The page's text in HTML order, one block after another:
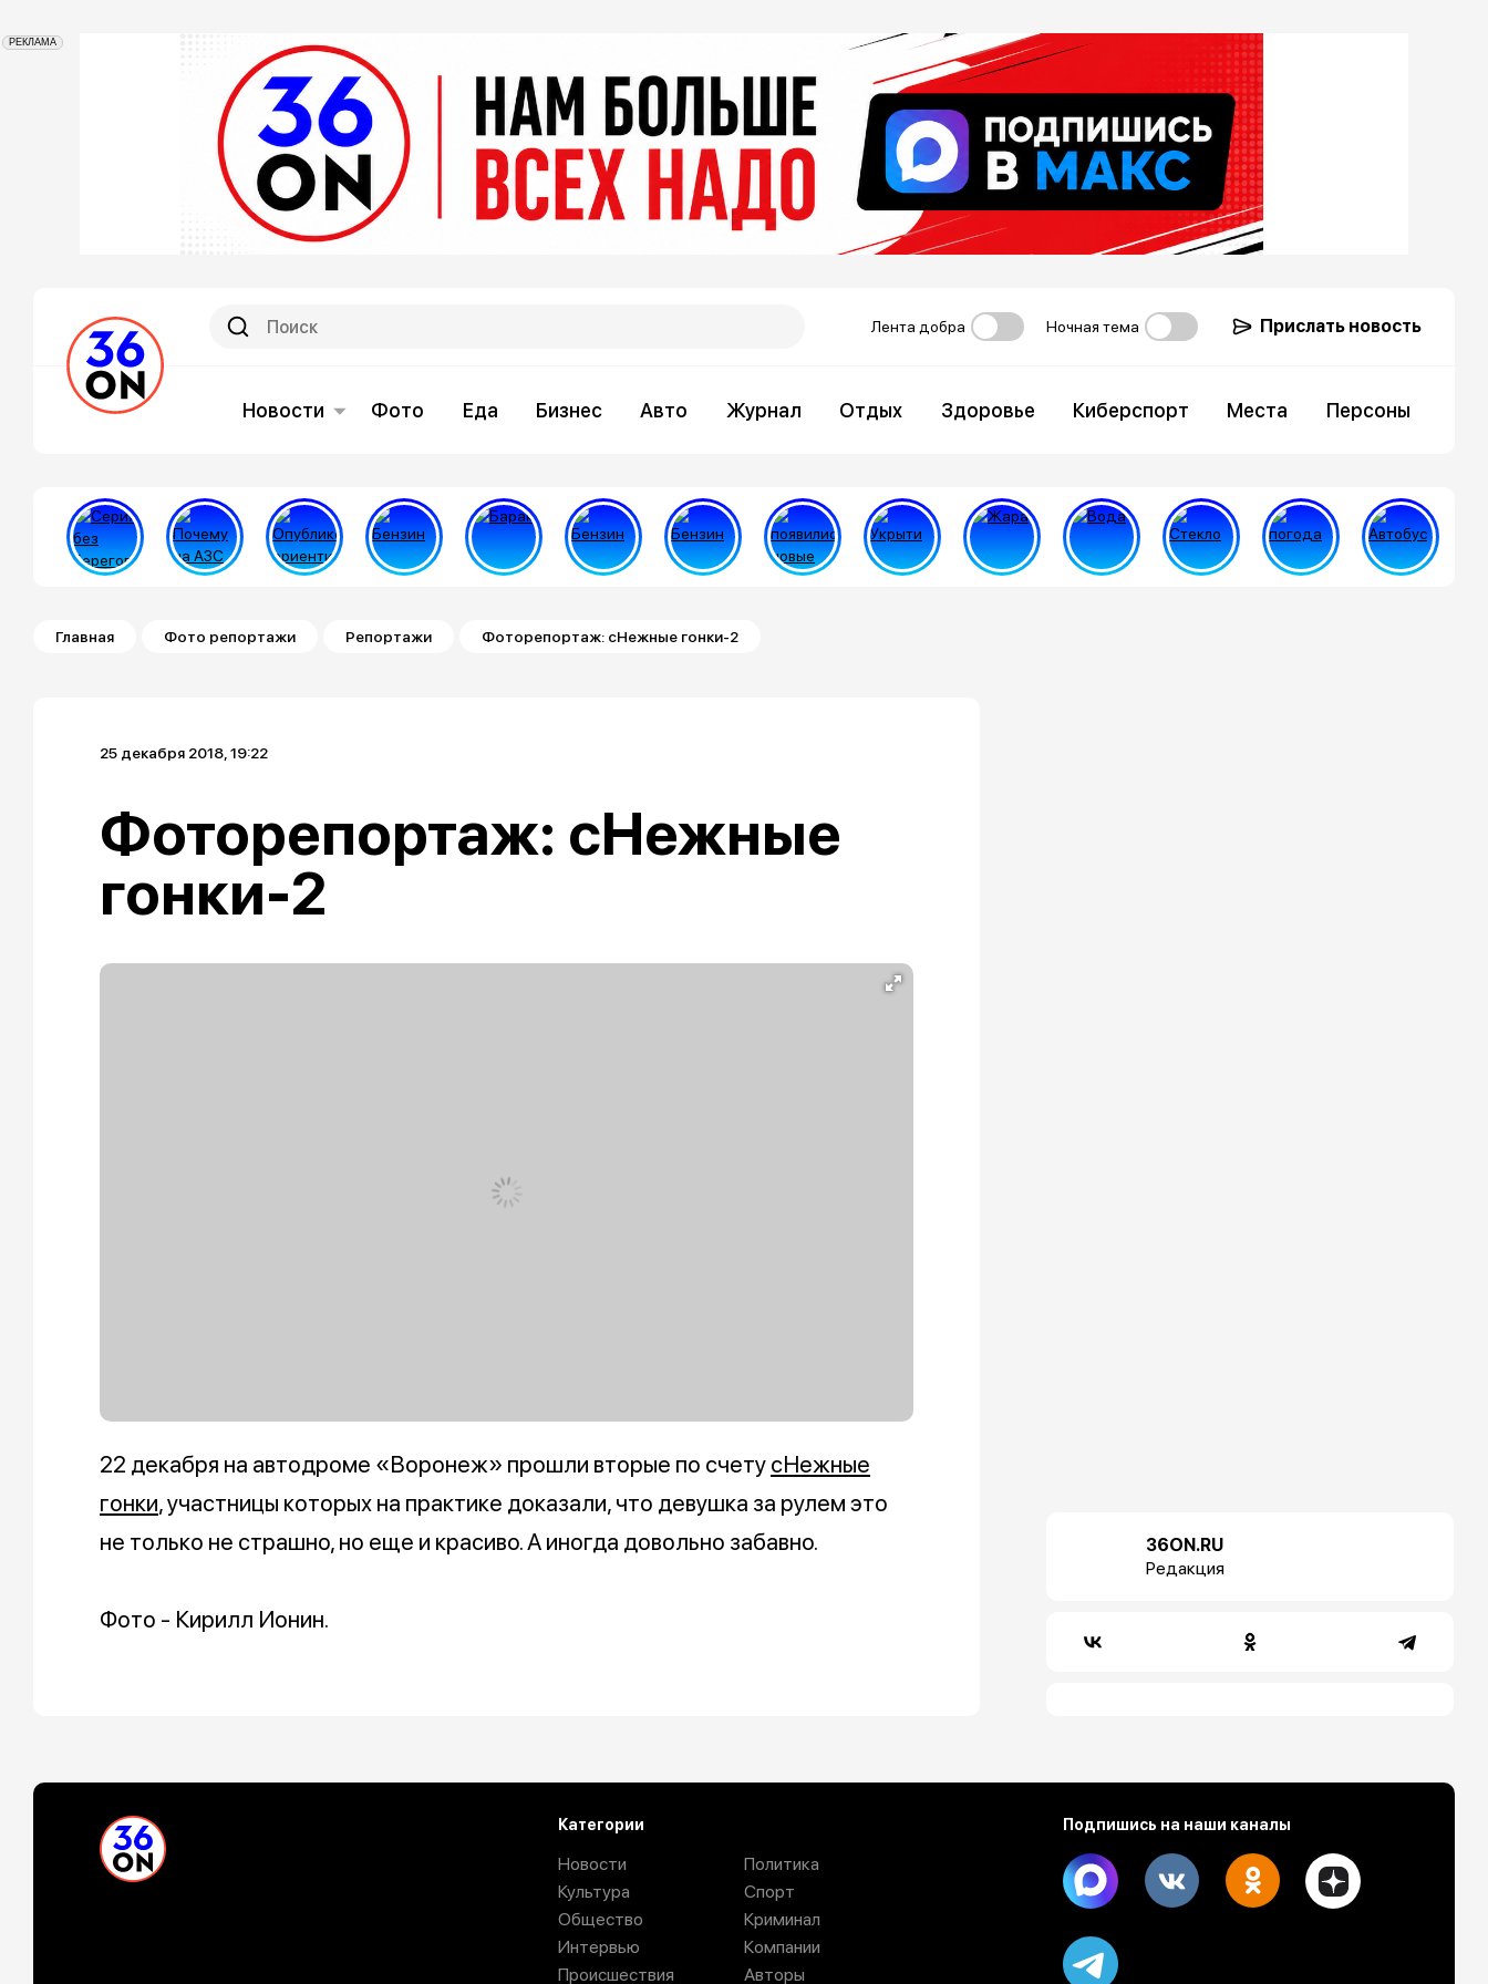
РЕКЛАМА
Лента добра Ночная тема Прислать новость
Новости Фото Еда Бизнес Авто Журнал Отдых Здоровье Киберспорт Места Персоны
Строка навигации
Главная Фото репортажи Репортажи Фоторепортаж: сНежные гонки-2
25 декабря 2018, 19:22
Фоторепортаж: сНежные
гонки-2
22 декабря на автодроме «Воронеж» прошли вторые по счету сНежные
гонки, участницы которых на практике доказали, что девушка за рулем это
не только не страшно, но еще и красиво. А иногда довольно забавно.
Фото - Кирилл Ионин.
36ON.RU
Редакция
Категории
Новости
Культура
Общество
Интервью
Происшествия
Политика
Спорт
Криминал
Компании
Авторы
Подпишись на наши каналы
Max